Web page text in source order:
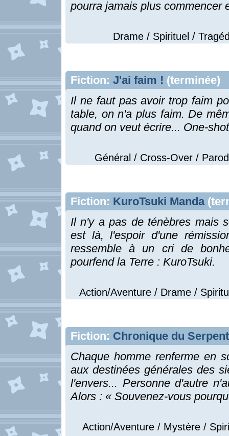
pourra jamais plus commencer
Drame / Spirituel /
Fiction: J'ai faim ! (terminée)
Il ne faut pas avoir trop faim
table, on n'a plus faim. De
quand on veut écrire...
Général / Cross-Over /
Fiction: KuroTsuki Manda
Il n'y a pas de ténèbres mais
est là, l'espoir d'une
ressemble à un cri de
pourfend la Terre : KuroTsuki.
Action/Aventure / Drame /
Fiction: Chronique du
Chaque homme renferme en
aux destinées générales des
l'envers... Personne d'autre
Alors : « Souvenez-vous
Action/Aventure / Mystère /